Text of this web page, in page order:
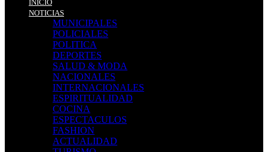
INICIO
NOTICIAS
MUNICIPALES
POLICIALES
POLITICA
DEPORTES
SALUD & MODA
NACIONALES
INTERNACIONALES
ESPIRITUALIDAD
COCINA
ESPECTACULOS
FASHION
ACTUALIDAD